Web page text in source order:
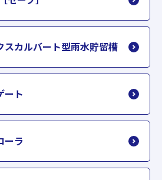
スカルバート型雨水貯留槽
ート
ーラ